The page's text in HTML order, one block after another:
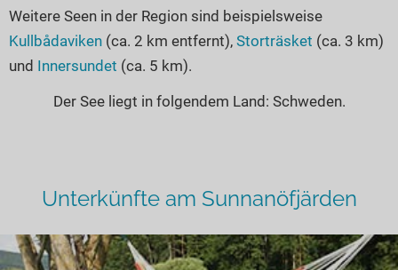
Weitere Seen in der Region sind beispielsweise
Kullbådaviken (ca. 2 km entfernt), Storträsket (ca. 3 km)
und Innersundet (ca. 5 km).
Der See liegt in folgendem Land: Schweden.
Unterkünfte am Sunnanöfjärden